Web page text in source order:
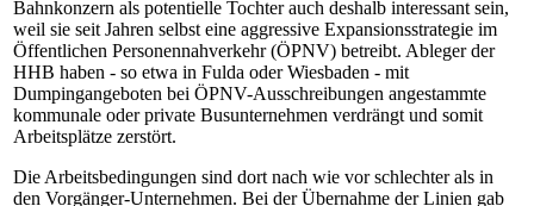
Bahnkonzern als potentielle Tochter auch deshalb interessant sein,
weil sie seit Jahren selbst eine aggressive Expansionsstrategie im
Öffentlichen Personennahverkehr (ÖPNV) betreibt. Ableger der
HHB haben - so etwa in Fulda oder Wiesbaden - mit
Dumpingangeboten bei ÖPNV-Ausschreibungen angestammte
kommunale oder private Busunternehmen verdrängt und somit
Arbeitsplätze zerstört.
Die Arbeitsbedingungen sind dort nach wie vor schlechter als in
den Vorgänger-Unternehmen. Bei der Übernahme der Linien gab